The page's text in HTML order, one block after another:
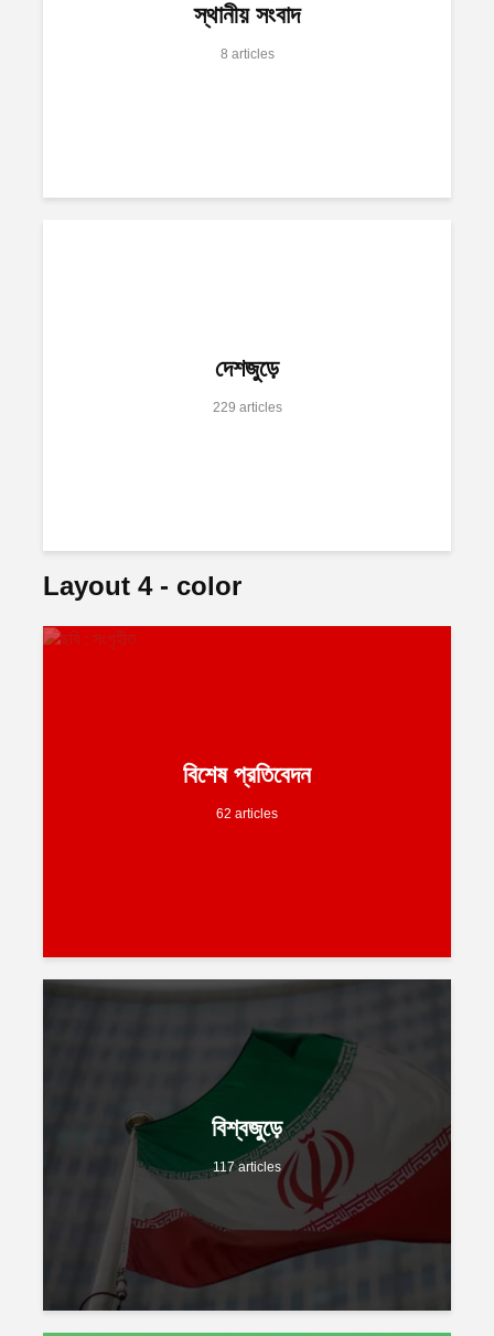
স্থানীয় সংবাদ
8 articles
দেশজুড়ে
229 articles
Layout 4 - color
বিশেষ প্রতিবেদন
62 articles
বিশ্বজুড়ে
117 articles